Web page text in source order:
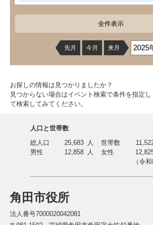
全件表示
先月 今月 来月
お探しの情報は見つかりましたか？
見つからない場合はイベント検索で条件を指定し
て検索してみてください。
角田市役所
法人番号7000020042081
人口と世帯数
総人口
25,683 人 世帯数
男性
12,858 人 女性
（令